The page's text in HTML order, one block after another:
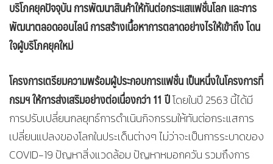
บริโภคยุคปัจจุบัน การพัฒนาสินค้าให้ทันต่อกระแสแฟชั่นโลก และการ
พัฒนาตลอดออนไลน์ การสร้างเนื้อหาการตลาดอย่างไรให้เข้าถึง โดน
ใจผู้บริโภคยุคใหม่
โครงการเตรียมความพร้อมผู้ประกอบการแฟชั่น เป็นหนึ่งในโครงการที่
กรมฯ ให้การส่งเสริมอย่างต่อเนื่องกว่า 11 ปีโดยในปี 2563 นี้ได้มี
การปรับเปลี่ยนกลยุทธ์การดำเนินกิจกรรมให้ทันต่อกระแสการ
เปลี่ยนแปลงของโลกในประเด็นต่างๆ ไม่ว่าจะเป็นการระบาดของ
COVID-19 ปัญหาสิ่งแวดล้อม ปัญหาหมอกควัน รวมถึงการ